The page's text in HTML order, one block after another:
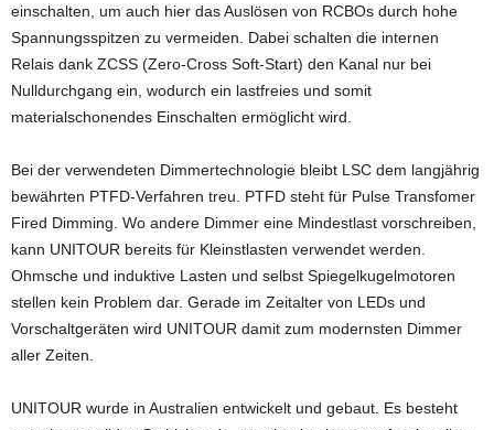
einschalten, um auch hier das Auslösen von RCBOs durch hohe
Spannungsspitzen zu vermeiden. Dabei schalten die internen
Relais dank ZCSS (Zero-Cross Soft-Start) den Kanal nur bei
Nulldurchgang ein, wodurch ein lastfreies und somit
materialschonendes Einschalten ermöglicht wird.
Bei der verwendeten Dimmertechnologie bleibt LSC dem langjährig
bewährten PTFD-Verfahren treu. PTFD steht für Pulse Transfomer
Fired Dimming. Wo andere Dimmer eine Mindestlast vorschreiben,
kann UNITOUR bereits für Kleinstlasten verwendet werden.
Ohmsche und induktive Lasten und selbst Spiegelkugelmotoren
stellen kein Problem dar. Gerade im Zeitalter von LEDs und
Vorschaltgeräten wird UNITOUR damit zum modernsten Dimmer
aller Zeiten.
UNITOUR wurde in Australien entwickelt und gebaut. Es besteht